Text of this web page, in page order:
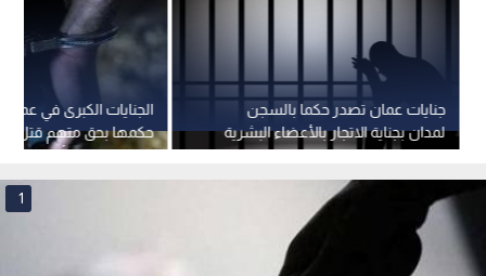
الجنايات الكبرى في
حكمها بحق متهم قتل
برصاصة في الرأس
جنايات عمان تصدر حكما بالسجن
لمدان بجناية الاتجار بالأعضاء البشرية
1